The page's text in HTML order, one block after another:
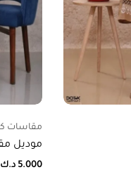
مقاسات
موديل مقاس
5.000 د.ك